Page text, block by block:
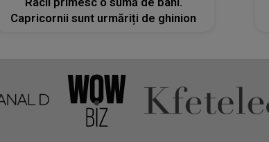
Capricornii sunt urmăriți de ghinion